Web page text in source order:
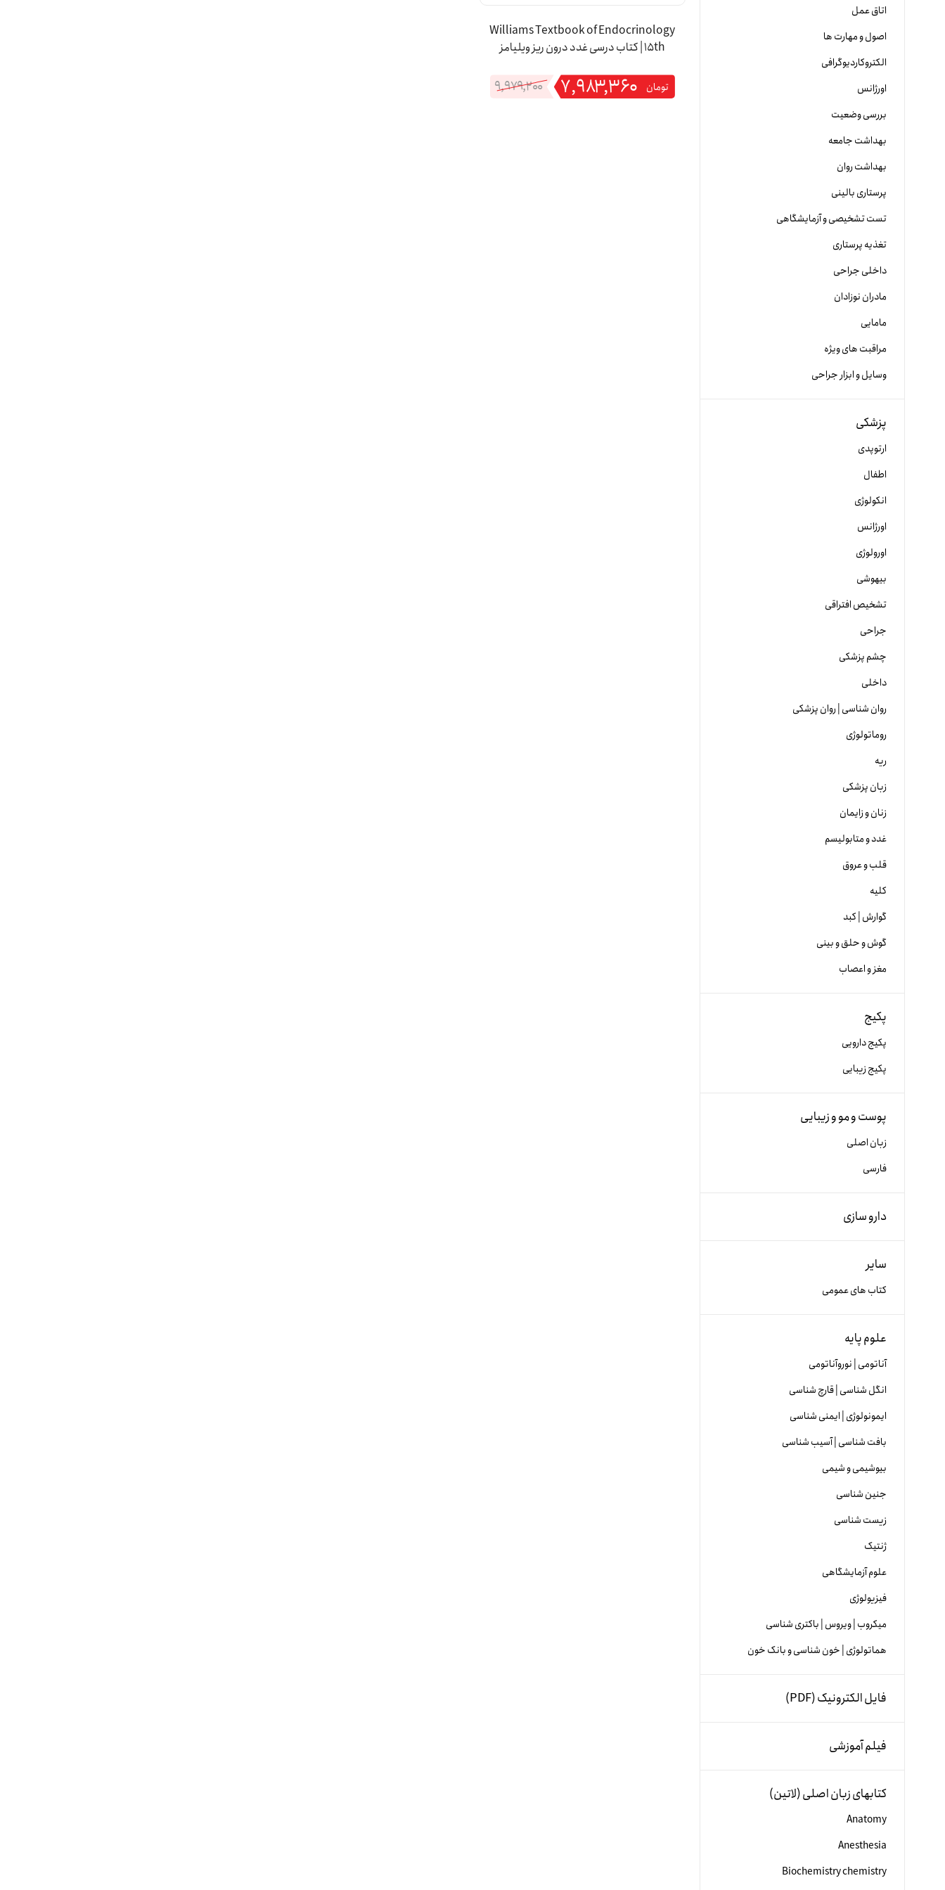
اتاق عمل
اصول و مهارت ها
الکتروکاردیوگرافی
اورژانس
بررسی وضعیت
بهداشت جامعه
بهداشت روان
پرستاری بالینی
تست تشخیصی و آزمایشگاهی
تغذیه پرستاری
داخلی جراحی
مادران نوزادان
مامایی
مراقبت های ویژه
وسایل و ابزار جراحی
پزشکی
ارتوپدی
اطفال
انکولوژی
اورژانس
اورولوژی
بیهوشی
تشخیص افتراقی
جراحی
چشم پزشکی
داخلی
روان شناسی | روان پزشکی
روماتولوژی
ریه
زبان پزشکی
زنان و زایمان
غدد و متابولیسم
قلب و عروق
کلیه
گوارش | کبد
گوش و حلق و بینی
مغز و اعصاب
پکیج
پکیج دارویی
پکیج زیبایی
پوست و مو و زیبایی
زبان اصلی
فارسی
دارو سازی
سایر
کتاب های عمومی
علوم پایه
آناتومی | نوروآناتومی
انگل شناسی | قارچ شناسی
ایمونولوژی | ایمنی شناسی
بافت شناسی | آسیب شناسی
بیوشیمی و شیمی
جنین شناسی
زیست شناسی
ژنتیک
علوم آزمایشگاهی
فیزیولوژی
میکروب | ویروس | باکتری شناسی
هماتولوژی | خون شناسی و بانک خون
فایل الکترونیک (PDF)
فیلم آموزشی
کتابهای زبان اصلی (لاتین)
Anatomy
Anesthesia
Biochemistry chemistry
Williams Textbook of Endocrinology
15th | کتاب درسی غدد درون ریز ویلیامز
۹,۹۷۹,۲۰۰ ۷,۹۸۳,۳۶۰ تومان